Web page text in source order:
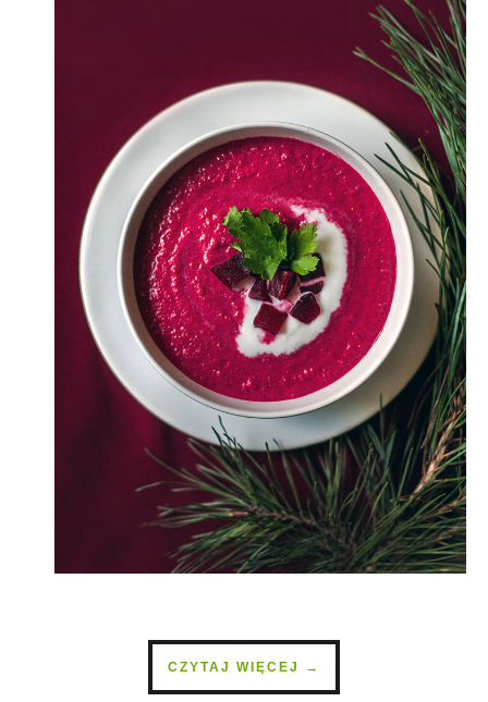
CZYTAJ WIĘCEJ →